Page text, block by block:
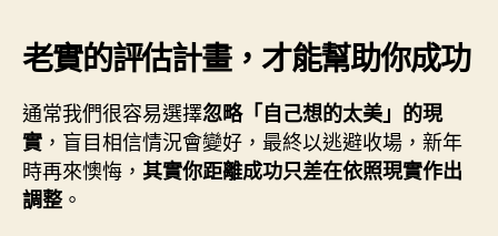
老實的評估計畫，才能幫助你成功
通常我們很容易選擇忽略「自己想的太美」的現
實 ，盲目相信情況會變好，最終以逃避收場，新年
時再來懊悔， 其實你距離成功只差在依照現實作出
調整。